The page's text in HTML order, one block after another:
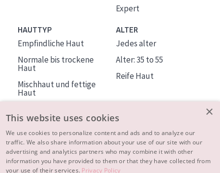
Expert
HAUTTYP
Empfindliche Haut
Normale bis trockene
Haut
Mischhaut und fettige
Haut
Haut
ALTER
Jedes alter
Alter: 35 to 55
Reife Haut
ÜBER DIADERMINE
Mehr über uns
×
This website uses cookies
We use cookies to personalize content and ads and to analyze our
traffic. We also share information about your use of our site with our
advertising and analytics partners who may combine it with other
information you have provided to them or that they have collected from
your use of their services. Privacy Policy